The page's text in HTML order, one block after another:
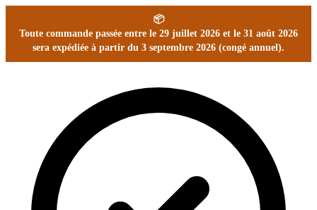
📦
Toute commande passée entre le 29 juillet 2026 et le 31 août 2026
sera expédiée à partir du 3 septembre 2026 (congé annuel).